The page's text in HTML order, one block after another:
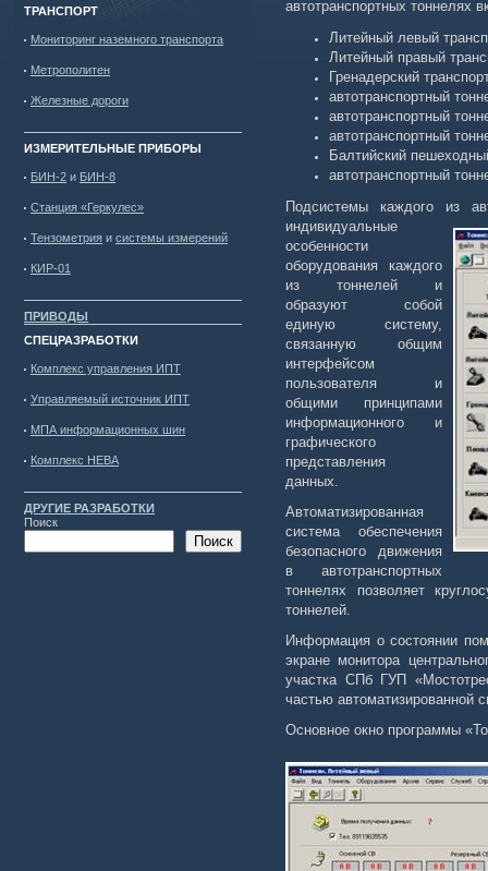
ТРАНСПОРТ
Мониторинг наземного транспорта
Метрополитен
Железные дороги
ИЗМЕРИТЕЛЬНЫЕ ПРИБОРЫ
БИН-2 и БИН-8
Станция «Геркулес»
Тензометрия и системы измерений
КИР-01
ПРИВОДЫ
СПЕЦРАЗРАБОТКИ
Комплекс управления ИПТ
Управляемый источник ИПТ
МПА информационных шин
Комплекс НЕВА
ДРУГИЕ РАЗРАБОТКИ
Поиск
Поиск
автотранспортных тоннелях
Литейный левый
Литейный правый
Гренадерский
автотранспортный
автотранспортный
автотранспортный
Балтийский
автотранспортный
Подсистемы каждого из
индивидуальные
особенности
оборудования каждого
из тоннелей и
образуют собой
единую систему,
связанную общим
интерфейсом
пользователя и
общими принципами
информационного и
графического
представления
данных.
Автоматизированная
система обеспечения
безопасного движения
в автотранспортных
тоннелях позволяет
тоннелей.
Информация о состоянии
экране монитора
участка СПб ГУП
частью автоматизированной
Основное окно программы